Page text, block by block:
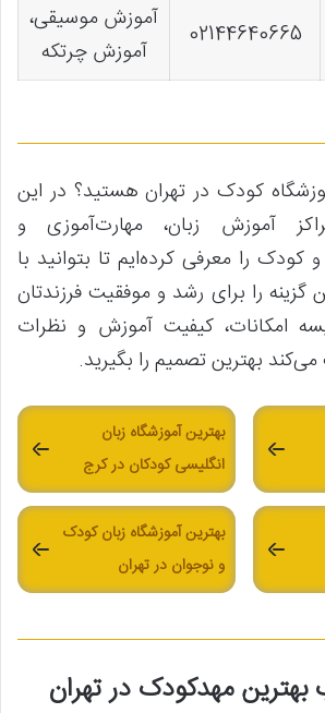
02144640665
آموزش موسیقی،
آموزش چرتکه
کودک در تهران هستید؟ در این
آموزش زبان، مهارت‌آموزی و
کودک را معرفی کرده‌ایم تا بتوانید با
گزینه را برای رشد و موفقیت فرزندتان
امکانات، کیفیت آموزش و نظرات
بهترین تصمیم را بگیرید.
بهترین آموزشگاه زبان
انگلیسی کودکان در کرج
بهترین آموزشگاه زبان کودک
و نوجوان در تهران
بهترین مهدکودک در تهران